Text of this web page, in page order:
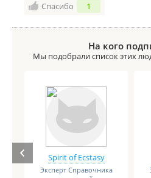
Спасибо 1
На кого
Мы подобрали список этих
Spirit of Ecstasy
Эксперт Справочника